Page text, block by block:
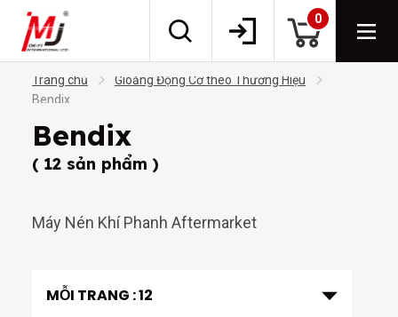
0
Trang chủ
Gioăng Động Cơ theo Thương Hiệu
Bendix
Bendix
( 12 sản phẩm )
Máy Nén Khí Phanh Aftermarket
MỖI TRANG :12